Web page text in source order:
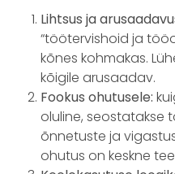
Lihtsus ja
“töötervishoid ja
kõnes kohmakas.
kõigile arusaadav.
Fookus ohutusele:
oluline, seostatakse
õnnetuste ja
ohutus on keskne